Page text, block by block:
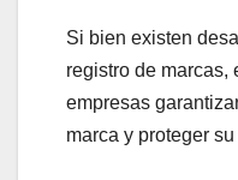
Si bien existen
registro de marcas,
empresas
marca y proteger